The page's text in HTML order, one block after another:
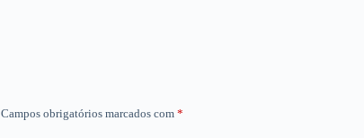
Campos obrigatórios marcados com *